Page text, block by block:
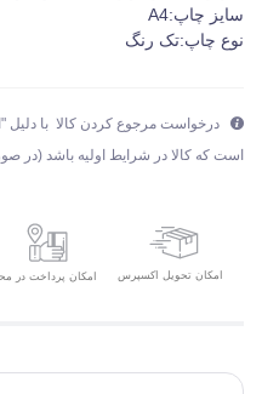
سایز چاپ:A4
نوع چاپ:تک رنگ
درخواست مرجوع کردن کالا با دلیل
است که کالا در شرایط اولیه باشد (در
امکان تحویل اکسپرس امکان پرداخت در